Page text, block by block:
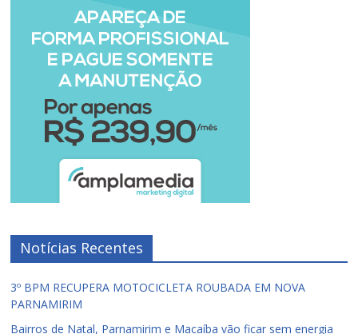
Notícias Recentes
3º BPM RECUPERA MOTOCICLETA ROUBADA EM NOVA
PARNAMIRIM
Bairros de Natal, Parnamirim e Macaíba vão ficar sem energia